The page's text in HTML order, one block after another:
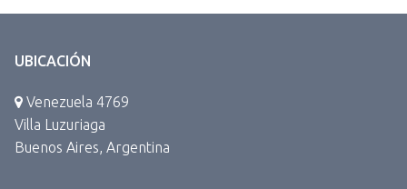
UBICACIÓN
Venezuela 4769
Villa Luzuriaga
Buenos Aires, Argentina